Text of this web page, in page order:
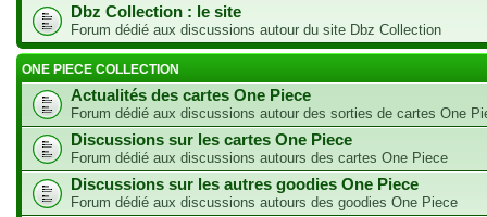
Dbz Collection : le site
Forum dédié aux discussions autour du site Dbz Collection
ONE PIECE COLLECTION
Actualités des cartes One Piece
Forum dédié aux discussions autour des sorties de cartes One
Discussions sur les cartes One Piece
Forum dédié aux discussions autours des cartes One Piece
Discussions sur les autres goodies One Piece
Forum dédié aux discussions autours des goodies One Piece